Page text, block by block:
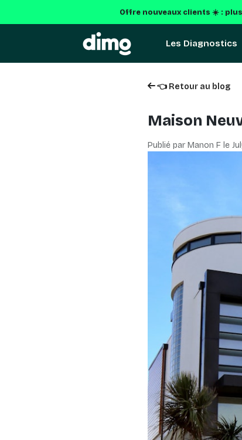
Offre nouveaux clients ☀️ :
Les Diagnostics
👈 Retour au blog
Maison
Publié par Manon F le